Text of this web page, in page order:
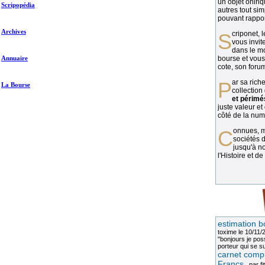
Scripopédia
Archives
Annuaire
La Bourse
un objet
autres tout
pouvant
vous
dans le
bourse et
cote, son
Par sa richesse et sa diversité, lacollection
et
juste valeur et
côté de la
Connues, méconnues, ou inconnues, lessociétés
jusqu'à
l'Histoire et
estimation
toximele 10/11/
"bonjours je
porteur qui se
carnet